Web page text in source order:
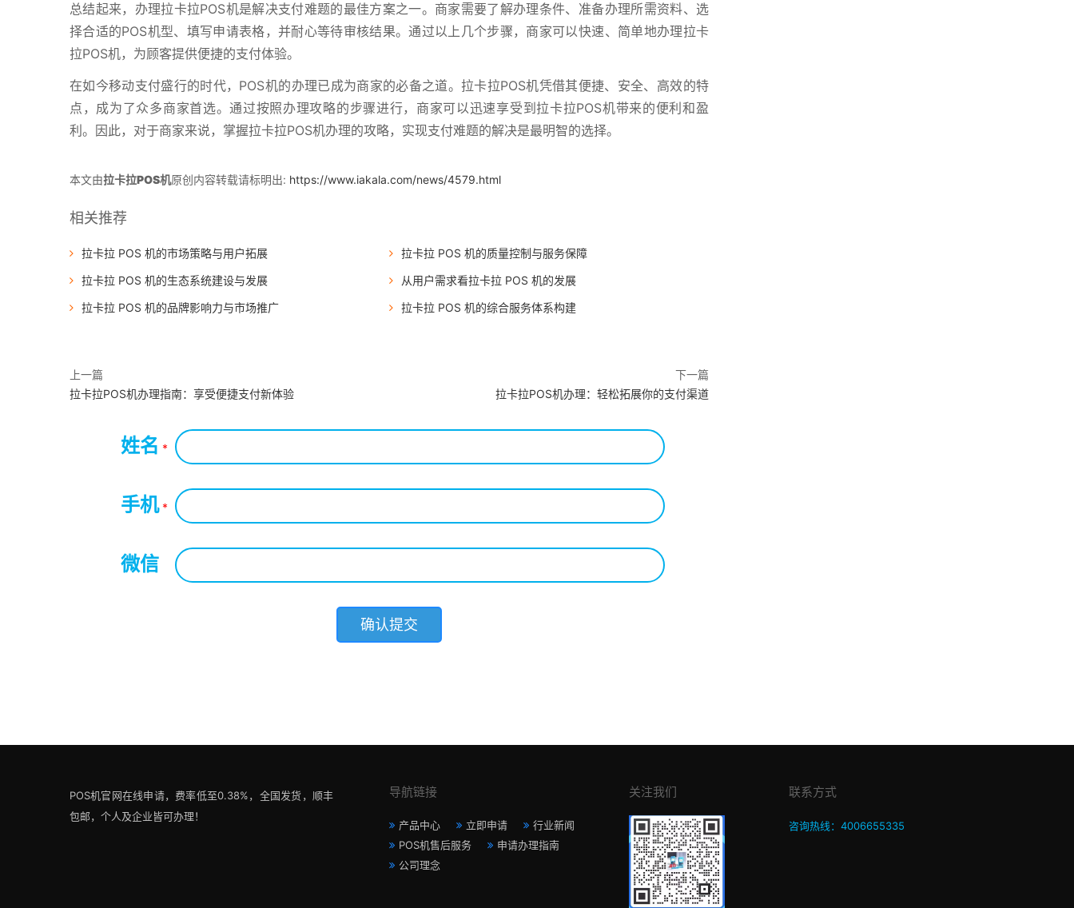
总结起来，办理拉卡拉POS机是解决支付难题的最佳方案之一。商家需要了解办理条件、准备办理所需资料、选
择合适的POS机型、填写申请表格，并耐心等待审核结果。通过以上几个步骤，商家可以快速、简单地办理拉卡
拉POS机，为顾客提供便捷的支付体验。
在如今移动支付盛行的时代，POS机的办理已成为商家的必备之道。拉卡拉POS机凭借其便捷、安全、高效的特
点，成为了众多商家首选。通过按照办理攻略的步骤进行，商家可以迅速享受到拉卡拉POS机带来的便利和盈
利。因此，对于商家来说，掌握拉卡拉POS机办理的攻略，实现支付难题的解决是最明智的选择。
本文由拉卡拉POS机原创内容转载请标明出: https://www.iakala.com/news/4579.html
相关推荐
拉卡拉 POS 机的市场策略与用户拓展
拉卡拉 POS 机的质量控制与服务保障
拉卡拉 POS 机的生态系统建设与发展
从用户需求看拉卡拉 POS 机的发展
拉卡拉 POS 机的品牌影响力与市场推广
拉卡拉 POS 机的综合服务体系构建
上一篇
拉卡拉POS机办理指南：享受便捷支付新体验
下一篇
拉卡拉POS机办理：轻松拓展你的支付渠道
姓名 *
手机*
微信
POS机官网在线申请，费率低至0.38%，全国发货，顺丰
包邮，个人及企业皆可办理！
导航链接
产品中心 立即申请
行业新闻
POS机售后服务
申请办理指南
公司理念
关注我们 联系方式
咨询热线：4006655335